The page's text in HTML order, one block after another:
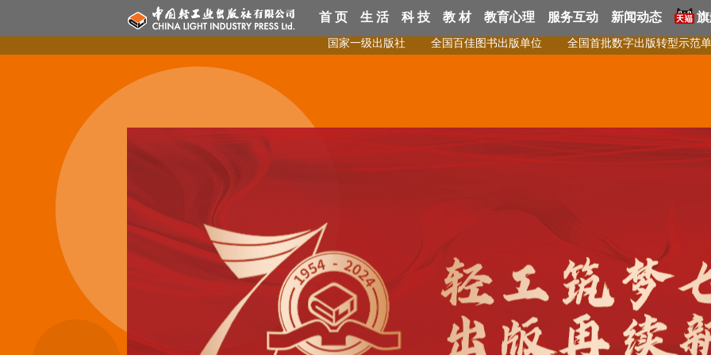
首 页 生 活 科 技 教 材 教育心理 服务互动 新闻动态
国家一级出版社 全国百佳图书出版单位 全国首批数字出版转型示范